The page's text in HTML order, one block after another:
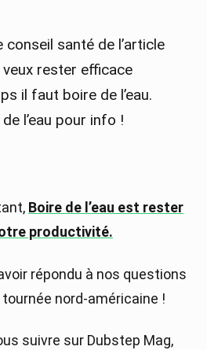
conseil santé de l’article
rester efficace
il faut boire de l’eau.
de l’eau pour info !
Boire de l’eau est rester
productivité.
répondu à nos questions
nord-américaine !
suivre sur Dubstep Mag,